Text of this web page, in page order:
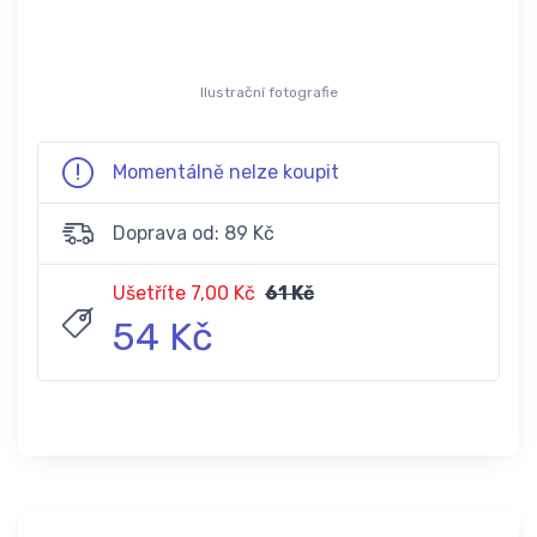
Ilustrační fotografie
Momentálně nelze koupit
Doprava od: 89 Kč
Ušetříte 7,00 Kč 61 Kč
54 Kč